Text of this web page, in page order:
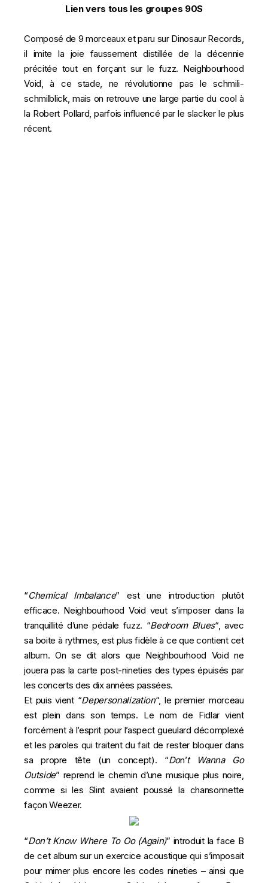
Lien vers tous les groupes 90S
Composé de 9 morceaux et paru sur Dinosaur Records,
il imite la joie faussement distillée de la décennie
précitée tout en forçant sur le fuzz. Neighbourhood
Void, à ce stade, ne révolutionne pas le schmili-
schmilblick, mais on retrouve une large partie du cool à
la Robert Pollard, parfois influencé par le slacker le plus
récent.
“Chemical Imbalance” est une introduction plutôt
efficace. Neighbourhood Void veut s’imposer dans la
tranquillité d’une pédale fuzz. “Bedroom Blues“, avec
sa boite à rythmes, est plus fidèle à ce que contient cet
album. On se dit alors que Neighbourhood Void ne
jouera pas la carte post-nineties des types épuisés par
les concerts des dix années passées.
Et puis vient “Depersonalization“, le premier morceau
est plein dans son temps. Le nom de Fidlar vient
forcément à l’esprit pour l’aspect gueulard décomplexé
et les paroles qui traitent du fait de rester bloquer dans
sa propre tête (un concept). “Don’t Wanna Go
Outside” reprend le chemin d’une musique plus noire,
comme si les Slint avaient poussé la chansonnette
façon Weezer.
“Don’t Know Where To Oo (Again)” introduit la face B
de cet album sur un exercice acoustique qui s’imposait
pour mimer plus encore les codes nineties – ainsi que